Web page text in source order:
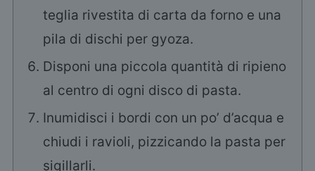
teglia rivestita di carta da forno e una
pila di dischi per gyoza.
Disponi una piccola quantità di ripieno
al centro di ogni disco di pasta.
Inumidisci i bordi con un po’ d’acqua e
chiudi i ravioli, pizzicando la pasta per
sigillarli.